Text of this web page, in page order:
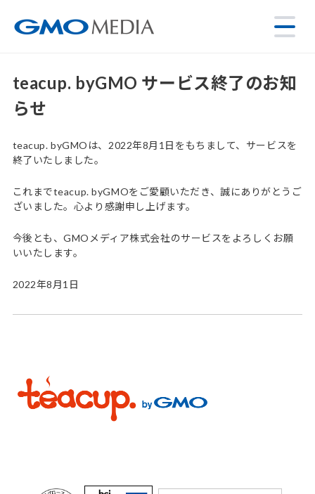
teacup. byGMO サービス終了のお知
らせ
teacup. byGMOは、2022年8月1日をもちまして、サービスを
終了いたしました。
これまでteacup. byGMOをご愛顧いただき、誠にありがとうご
ざいました。心より感謝申し上げます。
今後とも、GMOメディア株式会社のサービスをよろしくお願
いいたします。
2022年8月1日